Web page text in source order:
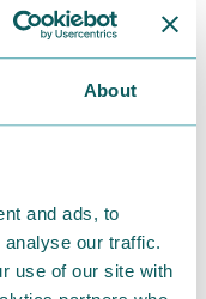
About
and ads, to
our traffic.
use of our site with
ラリネ、ジャン
ィ豊かで、大人の